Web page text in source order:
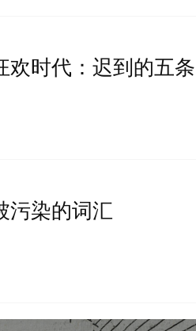
欢时代：迟到的五条
污染的词汇